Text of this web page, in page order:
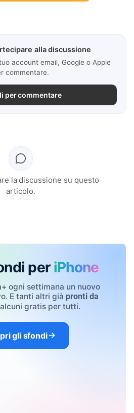
alla discussione
account email, Google o Apple
commentare.
per commentare
la discussione su questo
articolo.
per iPhone
ogni settimana un nuovo
E tanti altri già pronti da
gratis per tutti.
gli sfondi